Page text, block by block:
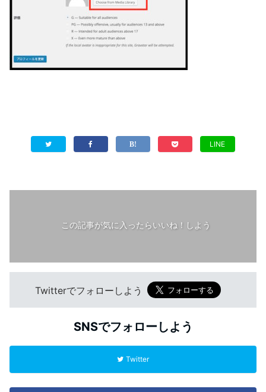
LINE
この記事が気に入ったらいいね！しよう
Twitterでフォローしよう
SNSでフォローしよう
Twitter